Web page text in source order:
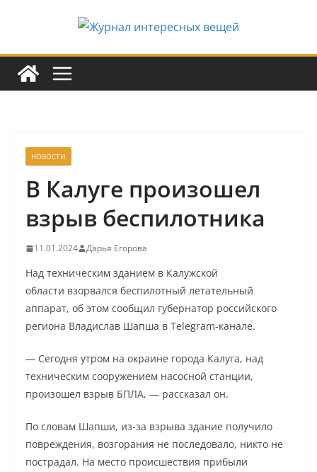
НОВОСТИ
В Калуге произошел
взрыв беспилотника
11.01.2024 Дарья Егорова
Над техническим зданием в Калужской
области взорвался беспилотный летательный
аппарат, об этом сообщил губернатор российского
региона Владислав Шапша в Telegram-канале.
— Сегодня утром на окраине города Калуга, над
техническим сооружением насосной станции,
произошел взрыв БПЛА, — рассказал он.
По словам Шапши, из-за взрыва здание получило
повреждения, возгорания не последовало, никто не
пострадал. На место происшествия прибыли